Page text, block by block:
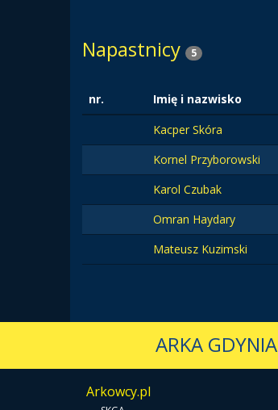
Napastnicy 5
nr. Imię i nazwisko
Kacper Skóra
Kornel Przyborowski
Karol Czubak
Omran Haydary
Mateusz Kuzimski
ARKA GDYNIA
Arkowcy.pl